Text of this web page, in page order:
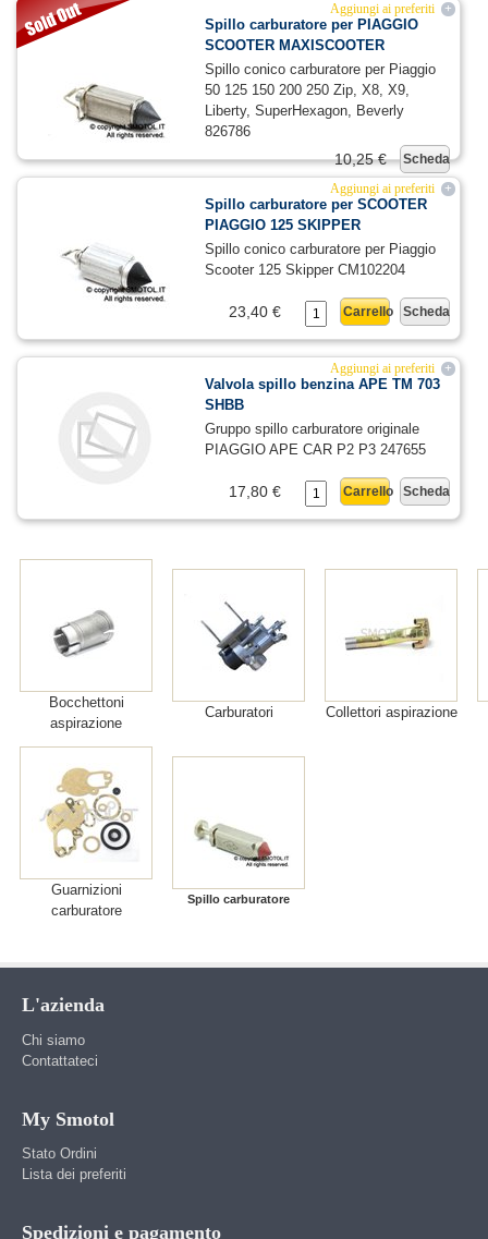
+
Aggiungi ai preferiti
Spillo carburatore per PIAGGIO
SCOOTER MAXISCOOTER
Spillo conico carburatore per Piaggio
50 125 150 200 250 Zip, X8, X9,
Liberty, SuperHexagon, Beverly
826786
Scheda
10,25 €
+
Aggiungi ai preferiti
Spillo carburatore per SCOOTER
PIAGGIO 125 SKIPPER
Spillo conico carburatore per Piaggio
Scooter 125 Skipper CM102204
Scheda
Carrello
23,40 €
+
Aggiungi ai preferiti
Valvola spillo benzina APE TM 703
SHBB
Gruppo spillo carburatore originale
PIAGGIO APE CAR P2 P3 247655
Scheda
Carrello
17,80 €
Bocchettoni
aspirazione
Carburatori Collettori aspirazione
Guarnizioni
carburatore
Spillo carburatore
L'azienda
Chi siamo
Contattateci
My Smotol
Stato Ordini
Lista dei preferiti
Spedizioni e pagamento